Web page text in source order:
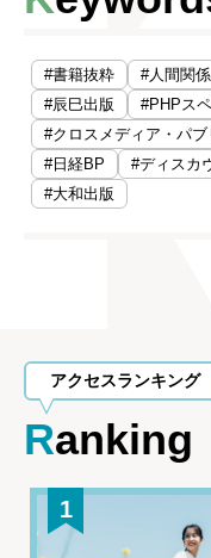
#書籍抜粋 #人間関係
#辰巳出版
#PHPス
#クロスメディア・パ
#日経BP
#ディスカ
#大和出版
アクセスランキング
Ranking
1